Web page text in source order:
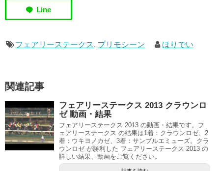
フェアリーステークス, プリモシーン ほりでい
関連記事
フェアリーステークス 2013 クラウンロ
ゼ 動画・結果
フェアリーステークス 2013 の動画・結果です。フ
ェアリーステークス の結果は1着：クラウンロゼ、2
着：ウキヨノカゼ、3着：サンブルエミューズ。クラ
ウンロゼ が勝利した フェアリーステークス 2013 の
詳しい結果、動画をご覧ください。